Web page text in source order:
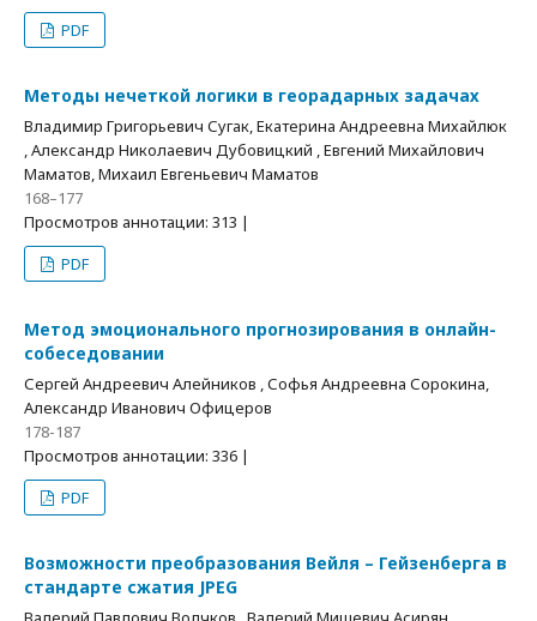
PDF
Методы нечеткой логики в георадарных задачах
Владимир Григорьевич Сугак, Екатерина Андреевна Михайлюк
, Александр Николаевич Дубовицкий , Евгений Михайлович
Маматов, Михаил Евгеньевич Маматов
168–177
Просмотров аннотации: 313 |
PDF
Метод эмоционального прогнозирования в онлайн-
собеседовании
Сергей Андреевич Алейников , Софья Андреевна Сорокина,
Александр Иванович Офицеров
178-187
Просмотров аннотации: 336 |
PDF
Возможности преобразования Вейля – Гейзенберга в
стандарте сжатия JPEG